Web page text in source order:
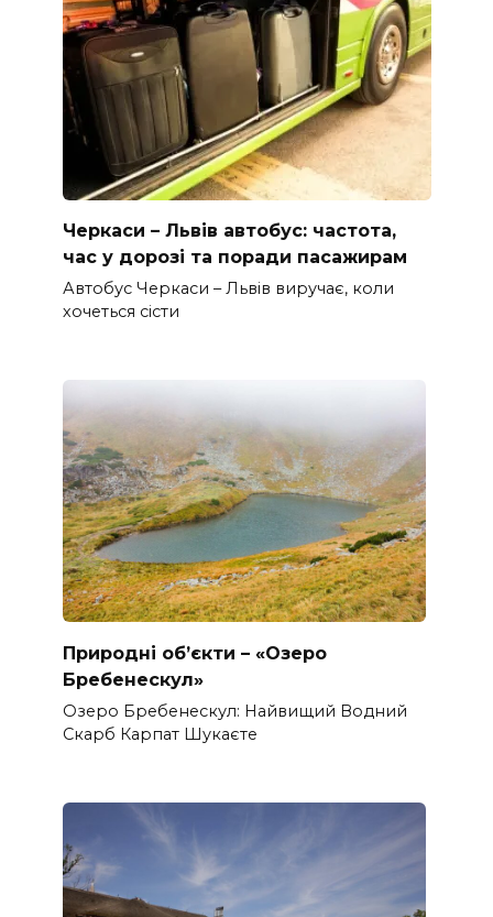
Черкаси – Львів автобус: частота,
час у дорозі та поради пасажирам
Автобус Черкаси – Львів виручає, коли
хочеться сісти
Природні об’єкти – «Озеро
Бребенескул»
Озеро Бребенескул: Найвищий Водний
Скарб Карпат Шукаєте